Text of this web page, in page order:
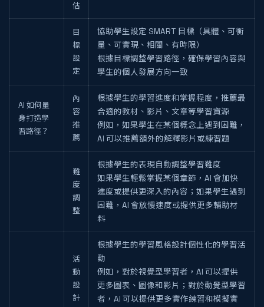
估
目
標
設
定
協助學生設定 SMART 目標（具體、可衡
量、可實現、相關、有時限）
根據目標調整學習路徑，確保學習內容與
學生的個人發展方向一致
AI 如何量
身打造學
習路徑？
內
容
推
薦
根據學生的學習進度和掌握程度，推薦最
合適的教材、影片、文章等學習資源
例如，如果學生在某個概念上遇到困難，
AI 可以推薦額外的解釋影片或練習題
難
度
調
整
根據學生的表現自動調整學習難度
如果學生輕鬆掌握某個章節，AI 會加快
進度或提供更深入的內容；如果學生遇到
困難，AI 會放慢速度或提供更多輔助材
料
活
動
設
計
根據學生的學習風格設計個性化的學習活
動
例如，對於視覺型學習者，AI 可以提供
更多圖表、圖像和影片；對於動覺型學習
者，AI 可以提供更多實作練習和模擬實